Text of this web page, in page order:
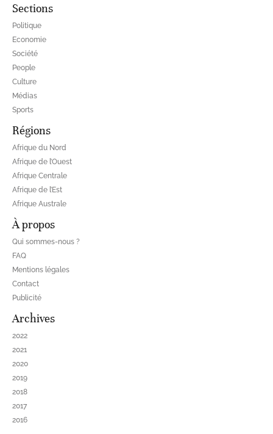
Sections
Politique
Economie
Société
People
Culture
Médias
Sports
Régions
Afrique du Nord
Afrique de l’Ouest
Afrique Centrale
Afrique de l’Est
Afrique Australe
À propos
Qui sommes-nous ?
FAQ
Mentions légales
Contact
Publicité
Archives
2022
2021
2020
2019
2018
2017
2016